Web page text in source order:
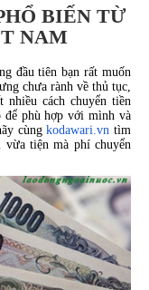
BIẾN TỪ
NAM
đầu tiên bạn rất muốn
chưa rành về thủ tục,
cách chuyển tiền
để phù hợp với mình và
cùng kodawari.vn tìm
vừa tiện mà phí chuyển